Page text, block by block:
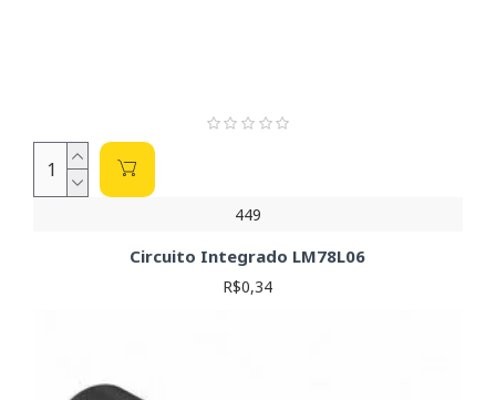
449
Circuito Integrado LM78L06
R$0,34